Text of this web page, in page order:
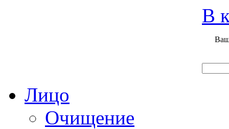
В
Лицо
Очищение